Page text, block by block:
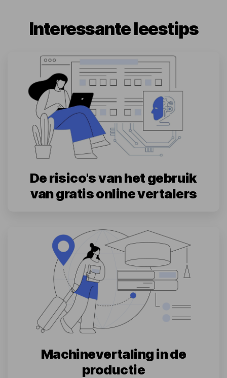
Interessante leestips
De risico's van het gebruik
van gratis online vertalers
Machinevertaling in de
productie